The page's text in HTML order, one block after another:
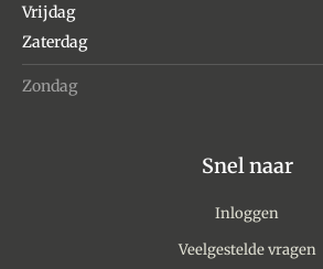
Vrijdag
Zaterdag
Zondag
Snel naar
Inloggen
Veelgestelde vragen